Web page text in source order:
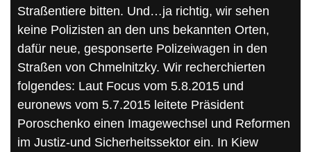
Straßentiere bitten. Und…ja richtig, wir sehen
keine Polizisten an den uns bekannten Orten,
dafür neue, gesponserte Polizeiwagen in den
Straßen von Chmelnitzky. Wir recherchierten
folgendes: Laut Focus vom 5.8.2015 und
euronews vom 5.7.2015 leitete Präsident
Poroschenko einen Imagewechsel und Reformen
im Justiz-und Sicherheitssektor ein. In Kiew